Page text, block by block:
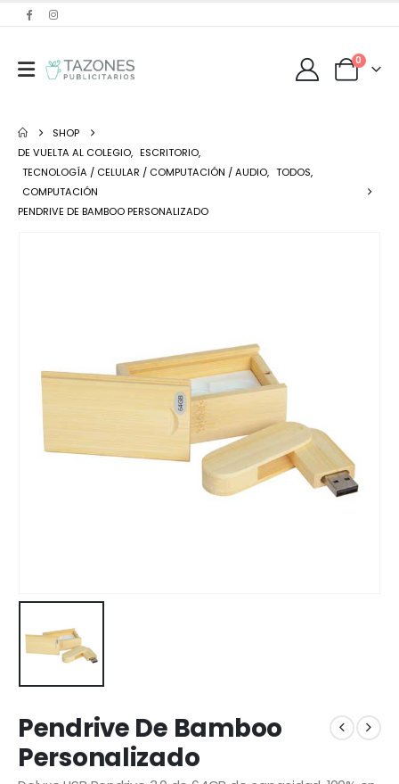
0
SHOP
DE VUELTA AL COLEGIO, ESCRITORIO,
TECNOLOGÍA / CELULAR / COMPUTACIÓN / AUDIO, TODOS,
COMPUTACIÓN
PENDRIVE DE BAMBOO PERSONALIZADO
Pendrive De Bamboo
Personalizado